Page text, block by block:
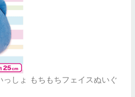
っしょ もちもちフェイスぬいぐ